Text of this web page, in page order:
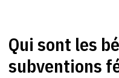
Qui sont les
subventions